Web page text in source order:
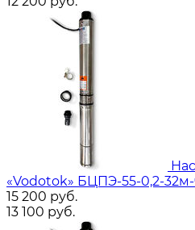
«Vodotok» БЦПЭ-55-0,2-
15 200 руб.
13 100 руб.